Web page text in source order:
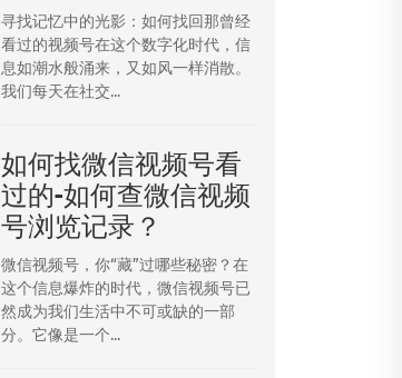
寻找记忆中的光影：如何找回那曾经
看过的视频号在这个数字化时代，信
息如潮水般涌来，又如风一样消散。
我们每天在社交...
如何找微信视频号看
过的-如何查微信视频
号浏览记录？
微信视频号，你“藏”过哪些秘密？在
这个信息爆炸的时代，微信视频号已
然成为我们生活中不可或缺的一部
分。它像是一个...